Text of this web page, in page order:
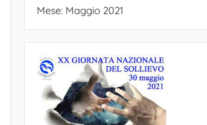
Mese: Maggio 2021